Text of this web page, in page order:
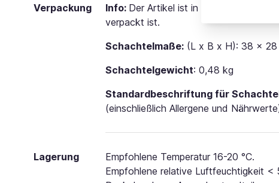
Verpackung Info: Der Artikel ist in einer blauen
verpackt ist.
Schachtelmaße: (L x B x H): 38 x 28
Schachtelgewicht: 0,48 kg
Standardbeschriftung für
(einschließlich Allergene und
Lagerung
Empfohlene Temperatur 16-20 °C.
Empfohlene relative Luftfeuchtigkeit <